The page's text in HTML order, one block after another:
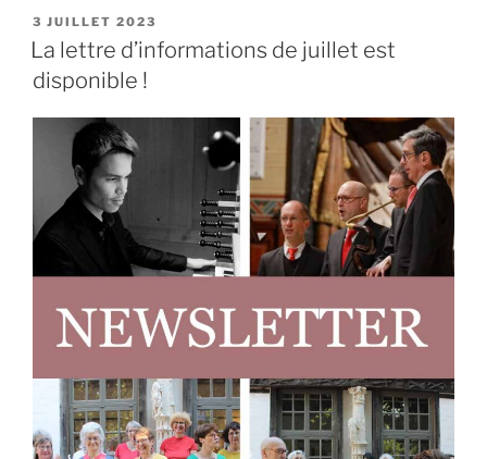
PUBLIÉ
LE
3 JUILLET 2023
La lettre d’informations de juillet est
disponible !